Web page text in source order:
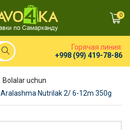
0
Горячая линия:
+998 (99) 419-78-86
Bolalar uchun
Aralashma Nutrilak 2/ 6-12m 350g